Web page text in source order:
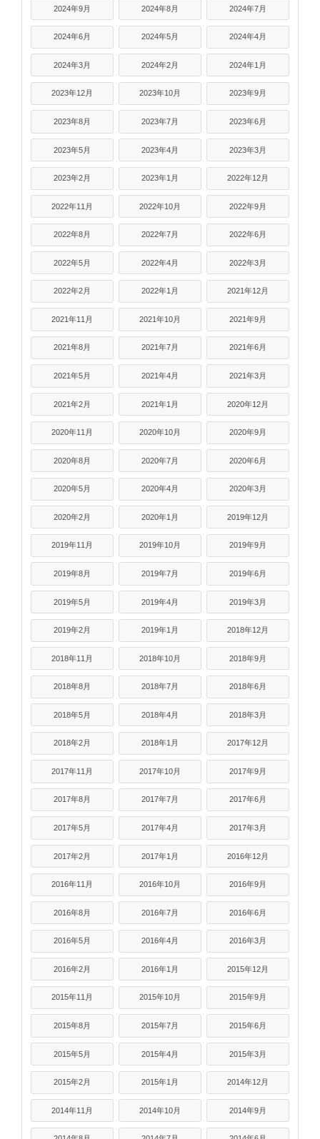
2024年9月 2024年8月 2024年7月
2024年6月 2024年5月 2024年4月
2024年3月 2024年2月 2024年1月
2023年12月 2023年10月 2023年9月
2023年8月 2023年7月 2023年6月
2023年5月 2023年4月 2023年3月
2023年2月 2023年1月 2022年12月
2022年11月 2022年10月 2022年9月
2022年8月 2022年7月 2022年6月
2022年5月 2022年4月 2022年3月
2022年2月 2022年1月 2021年12月
2021年11月 2021年10月 2021年9月
2021年8月 2021年7月 2021年6月
2021年5月 2021年4月 2021年3月
2021年2月 2021年1月 2020年12月
2020年11月 2020年10月 2020年9月
2020年8月 2020年7月 2020年6月
2020年5月 2020年4月 2020年3月
2020年2月 2020年1月 2019年12月
2019年11月 2019年10月 2019年9月
2019年8月 2019年7月 2019年6月
2019年5月 2019年4月 2019年3月
2019年2月 2019年1月 2018年12月
2018年11月 2018年10月 2018年9月
2018年8月 2018年7月 2018年6月
2018年5月 2018年4月 2018年3月
2018年2月 2018年1月 2017年12月
2017年11月 2017年10月 2017年9月
2017年8月 2017年7月 2017年6月
2017年5月 2017年4月 2017年3月
2017年2月 2017年1月 2016年12月
2016年11月 2016年10月 2016年9月
2016年8月 2016年7月 2016年6月
2016年5月 2016年4月 2016年3月
2016年2月 2016年1月 2015年12月
2015年11月 2015年10月 2015年9月
2015年8月 2015年7月 2015年6月
2015年5月 2015年4月 2015年3月
2015年2月 2015年1月 2014年12月
2014年11月 2014年10月 2014年9月